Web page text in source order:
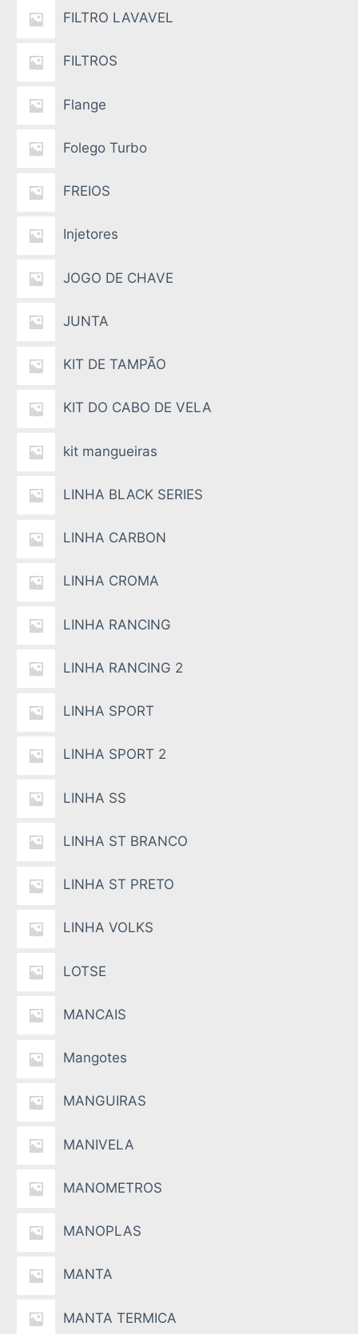
FILTRO LAVAVEL
FILTROS
Flange
Folego Turbo
FREIOS
Injetores
JOGO DE CHAVE
JUNTA
KIT DE TAMPÃO
KIT DO CABO DE VELA
kit mangueiras
LINHA BLACK SERIES
LINHA CARBON
LINHA CROMA
LINHA RANCING
LINHA RANCING 2
LINHA SPORT
LINHA SPORT 2
LINHA SS
LINHA ST BRANCO
LINHA ST PRETO
LINHA VOLKS
LOTSE
MANCAIS
Mangotes
MANGUIRAS
MANIVELA
MANOMETROS
MANOPLAS
MANTA
MANTA TERMICA